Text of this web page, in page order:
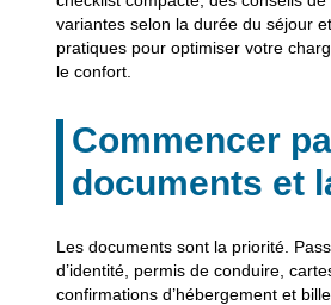
variantes selon la durée du séjour
pratiques pour optimiser votre
le confort.
Commencer
documents et
Les documents sont la priorité.
d’identité, permis de conduire,
confirmations d’hébergement et